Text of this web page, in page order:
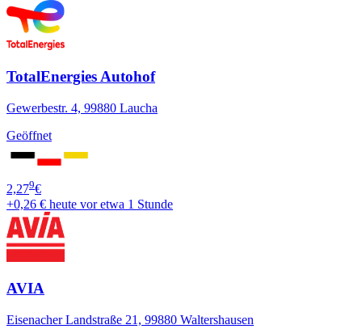
TotalEnergies Autohof
Gewerbestr. 4, 99880 Laucha
Geöffnet
2,279€
+0,26 € heute vor etwa 1 Stunde
AVIA
Eisenacher Landstraße 21, 99880 Waltershausen